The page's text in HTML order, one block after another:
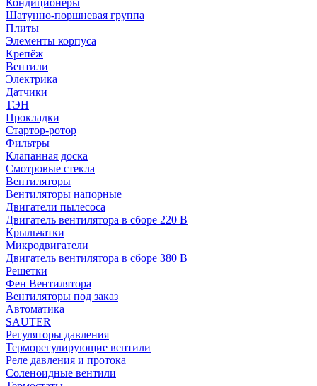
Кондиционеры
Шатунно-поршневая группа
Плиты
Элементы корпуса
Крепёж
Вентили
Электрика
Датчики
ТЭН
Прокладки
Стартор-ротор
Фильтры
Клапанная доска
Смотровые стекла
Вентиляторы
Вентиляторы напорные
Двигатели пылесоса
Двигатель вентилятора в сборе 220 В
Крыльчатки
Микродвигатели
Двигатель вентилятора в сборе 380 В
Решетки
Фен Вентилятора
Вентиляторы под заказ
Автоматика
SAUTER
Регуляторы давления
Терморегулирующие вентили
Реле давления и протока
Соленоидные вентили